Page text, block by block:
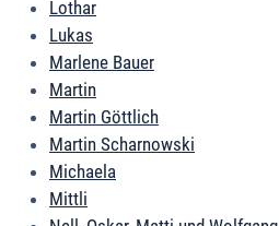
Lothar
Lukas
Marlene Bauer
Martin
Martin Göttlich
Martin Scharnowski
Michaela
Mittli